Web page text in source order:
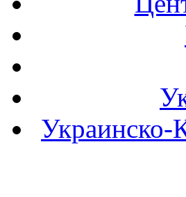
Украинско-